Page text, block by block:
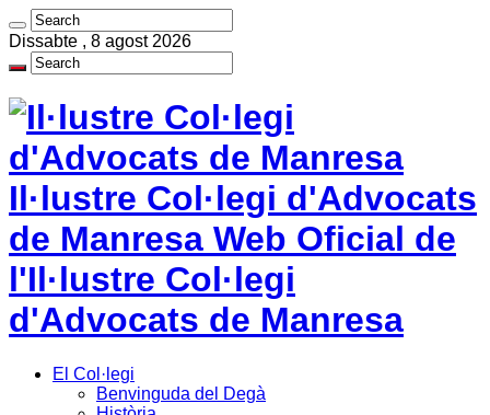
Dissabte , 8 agost 2026
Il·lustre Col·legi d'Advocats
de Manresa Web Oficial de
l'Il·lustre Col·legi
d'Advocats de Manresa
El Col·legi
Benvinguda del Degà